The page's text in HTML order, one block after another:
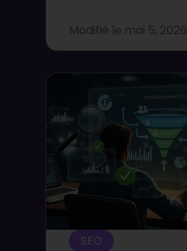
Modifié le mai 5, 2026
SEO